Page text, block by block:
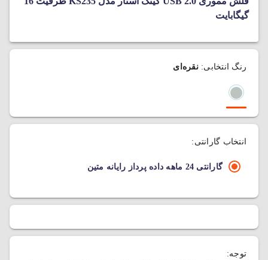
گیگابایت
رنگ انتخابی:نقره‌ای
انتخاب گارانتی:
گارانتی 24 ماهه داده پرداز رایانه متین
توجه: